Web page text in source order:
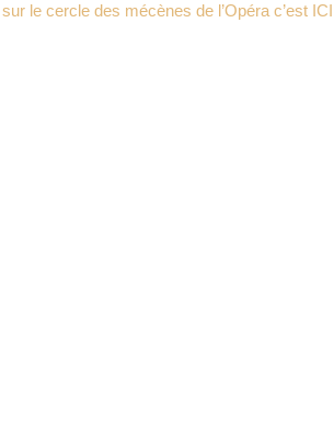
le cercle des mécènes de l’Opéra c’est ICI